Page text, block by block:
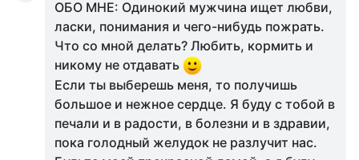
ОБО МНЕ: Одинокий мужчина ищет любви,
ласки, понимания и чего-нибудь пожрать.
Что со мной делать? Любить, кормить и
никому не отдавать
Если ты выберешь меня, то получишь
большое и нежное сердце. Я буду с тобой в
печали и в радости, в болезни и в здравии,
пока голодный желудок не разлучит нас.